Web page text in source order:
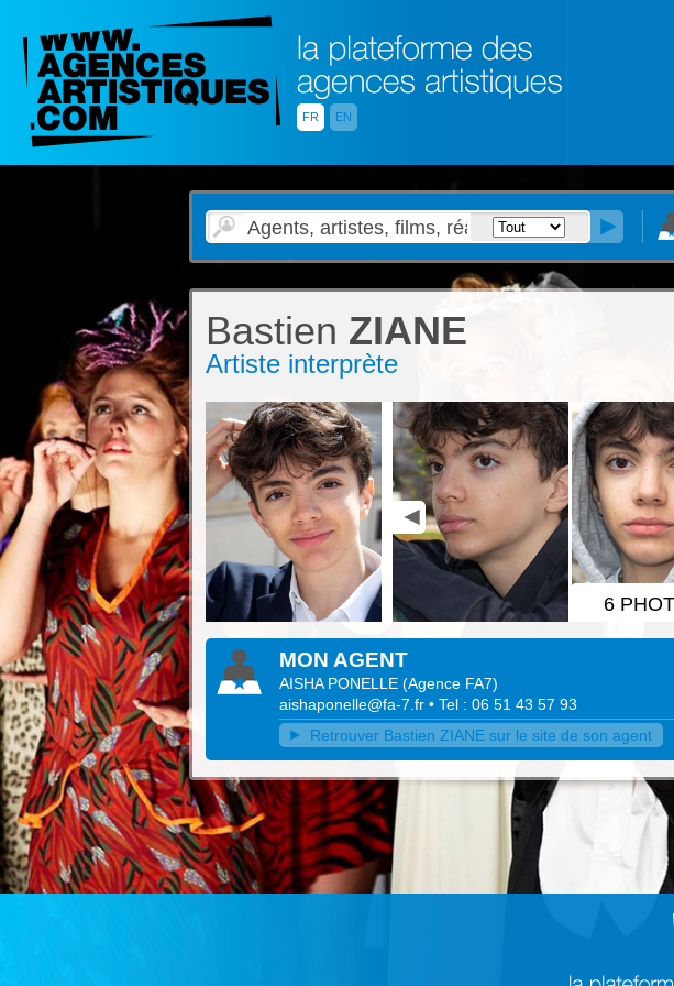
FR EN
Bastien ZIANE
Artiste interprète
6
MON AGENT
AISHA PONELLE (Agence FA7)
aishaponelle@fa-7.fr • Tel : 06 51 43 57 93
Retrouver Bastien ZIANE sur le site de son agent